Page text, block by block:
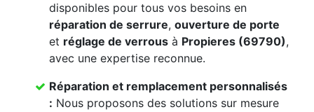
disponibles pour tous vos besoins en
réparation de serrure, ouverture de porte
et réglage de verrous à Propieres (69790),
avec une expertise reconnue.
Réparation et remplacement personnalisés
: Nous proposons des solutions sur mesure